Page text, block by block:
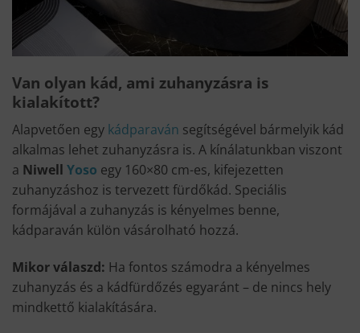
Van olyan kád, ami zuhanyzásra is
kialakított?
Alapvetően egy kádparaván segítségével bármelyik kád
alkalmas lehet zuhanyzásra is. A kínálatunkban viszont
a Niwell Yoso egy 160×80 cm-es, kifejezetten
zuhanyzáshoz is tervezett fürdőkád. Speciális
formájával a zuhanyzás is kényelmes benne,
kádparaván külön vásárolható hozzá.
Mikor válaszd: Ha fontos számodra a kényelmes
zuhanyzás és a kádfürdőzés egyaránt – de nincs hely
mindkettő kialakítására.